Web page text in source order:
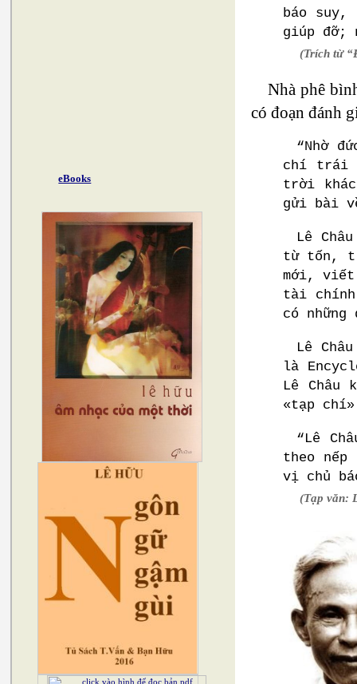
eBooks
báo
giúp đỡ;
(Trích từ
Nhà phê
có đoạn đánh
“Nhờ
chí trái
trời khác
gửi bài
Lê
từ tốn,
mới, viết
tài
có
Lê
là
Lê
«tạp
“Lê
theo
vị chủ
(Tạp văn: